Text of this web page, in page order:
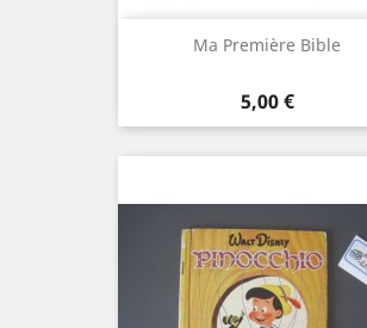
Ma Première Bible
Prix
5,00 €